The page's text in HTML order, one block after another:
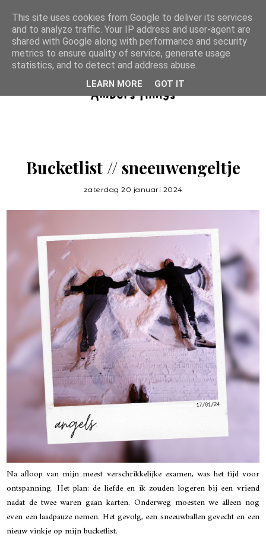
Bucketlist // sneeuwengeltje
zaterdag 20 januari 2024
Na afloop van mijn meest verschrikkelijke examen, was het tijd voor
ontspanning. Het plan: de liefde en ik zouden logeren bij een vriend
nadat de twee waren gaan karten. Onderweg moesten we alleen nog
even een laadpauze nemen. Het gevolg, een sneeuwballen gevecht en een
nieuw vinkje op mijn bucketlist.
This site uses cookies from Google to deliver its services
and to analyze traffic. Your IP address and user-agent are
shared with Google along with performance and security
metrics to ensure quality of service, generate usage
statistics, and to detect and address abuse.
LEARN MORE GOT IT